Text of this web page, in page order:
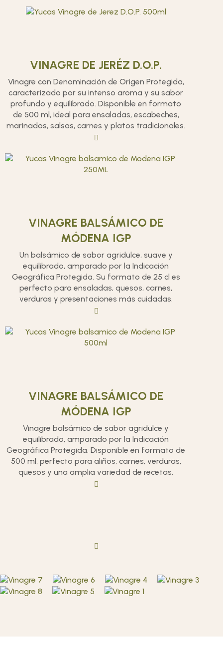
VINAGRE DE JERÉZ D.O.P.
Vinagre con Denominación de Origen Protegida,
caracterizado por su intenso aroma y su sabor
profundo y equilibrado. Disponible en formato
de 500 ml, ideal para ensaladas, escabeches,
marinados, salsas, carnes y platos tradicionales.
VINAGRE BALSÁMICO DE
MÓDENA IGP
Un balsámico de sabor agridulce, suave y
equilibrado, amparado por la Indicación
Geográfica Protegida. Su formato de 25 cl es
perfecto para ensaladas, quesos, carnes,
verduras y presentaciones más cuidadas.
VINAGRE BALSÁMICO DE
MÓDENA IGP
Vinagre balsámico de sabor agridulce y
equilibrado, amparado por la Indicación
Geográfica Protegida. Disponible en formato de
500 ml, perfecto para aliños, carnes, verduras,
quesos y una amplia variedad de recetas.